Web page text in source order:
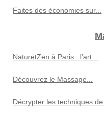
Faites des économies sur...
NaturetZen à Paris : l’art...
Découvrez le Massage...
Décrypter les techniques